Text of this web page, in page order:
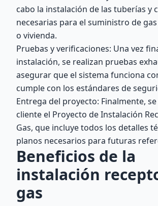
cabo la instalación de las tuberías y
necesarias para el suministro de
o vivienda.
Pruebas y verificaciones: Una vez
instalación, se realizan pruebas
asegurar que el sistema funciona
cumple con los estándares de
Entrega del proyecto: Finalmente,
cliente el Proyecto de Instalación
Gas, que incluye todos los detalles
planos necesarios para futuras
Beneficios de la
instalación
gas